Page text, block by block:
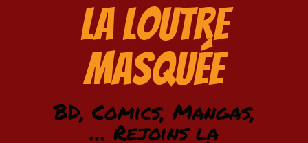
La Loutre
Masquée
BD, Comics, Mangas,
… Rejoins la